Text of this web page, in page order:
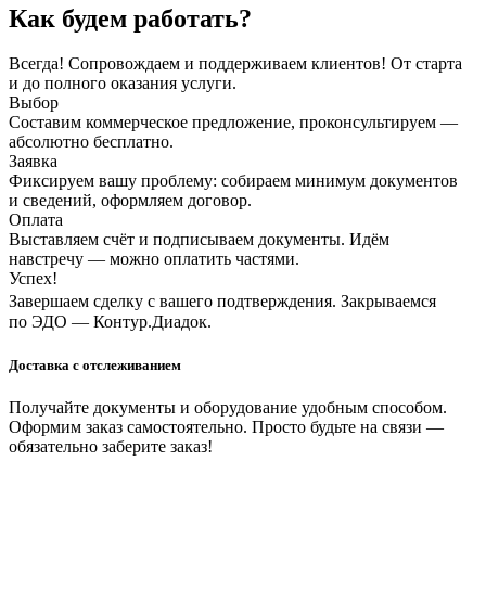
Как будем работать?
Всегда! Сопровождаем и поддерживаем клиентов! От старта
и до полного оказания услуги.
Выбор
Составим коммерческое предложение, проконсультируем —
абсолютно бесплатно.
Заявка
Фиксируем вашу проблему: собираем минимум документов
и сведений, оформляем договор.
Оплата
Выставляем счёт и подписываем документы. Идём
навстречу — можно оплатить частями.
Успех!
Завершаем сделку с вашего подтверждения. Закрываемся
по ЭДО — Контур.Диадок.
Доставка с отслеживанием
Получайте документы и оборудование удобным способом.
Оформим заказ самостоятельно. Просто будьте на связи —
обязательно заберите заказ!